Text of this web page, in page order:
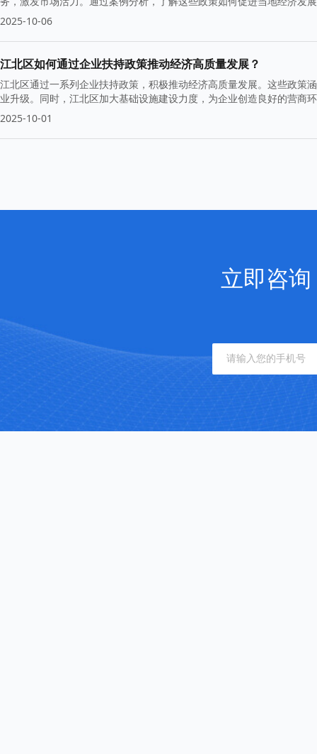
2025-10-06
江北区如何通过企业扶持政策推动经济高质量发展？
江北区通过一系列企业扶持政策，积极推动经济高质量发展。这些政策
业升级。同时，江北区加大基础设施建设力度，为企业创造良好的营商
2025-10-01
立即咨